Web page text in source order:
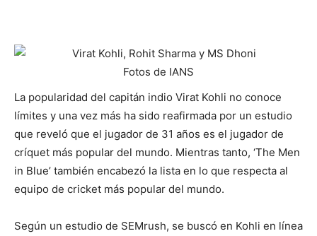
Fotos de IANS
La popularidad del capitán indio Virat Kohli no conoce
límites y una vez más ha sido reafirmada por un estudio
que reveló que el jugador de 31 años es el jugador de
críquet más popular del mundo. Mientras tanto, ‘The Men
in Blue’ también encabezó la lista en lo que respecta al
equipo de cricket más popular del mundo.
Según un estudio de SEMrush, se buscó en Kohli en línea